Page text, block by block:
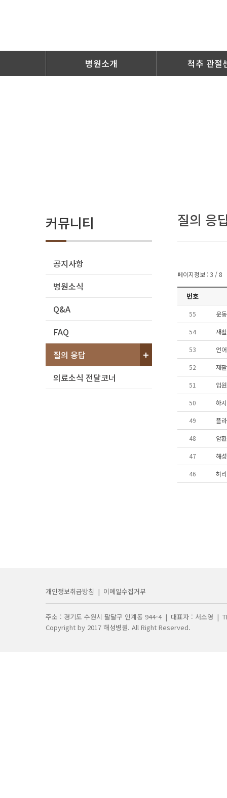
병원소개 척추 관절
커뮤니티
공지사항
병원소식
Q&A
FAQ
질의 응답
의료소식 전달코너
질의 응
페이지정보 : 3 / 8
번호
55 운
54 재
53 언
52 재
51 입
50 하
49 플
48 암
47 해
46 허
개인정보취급방침 | 이메일수집거부
주소 : 경기도 수원시 팔달구 인계동 944-4 | 대표자 : 서소영 |
Copyright by 2017 해성병원. All Right Reserved.